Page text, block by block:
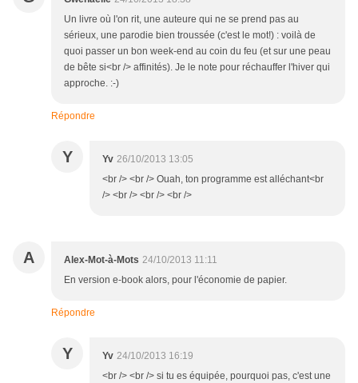
Un livre où l'on rit, une auteure qui ne se prend pas au
sérieux, une parodie bien troussée (c'est le mot!) : voilà de
quoi passer un bon week-end au coin du feu (et sur une peau
de bête si<br /> affinités). Je le note pour réchauffer l'hiver qui
approche. :-)
Répondre
Y Yv 26/10/2013 13:05
<br /> <br /> Ouah, ton programme est alléchant<br
/> <br /> <br /> <br />
A Alex-Mot-à-Mots 24/10/2013 11:11
En version e-book alors, pour l'économie de papier.
Répondre
Y Yv 24/10/2013 16:19
<br /> <br /> si tu es équipée, pourquoi pas, c'est une